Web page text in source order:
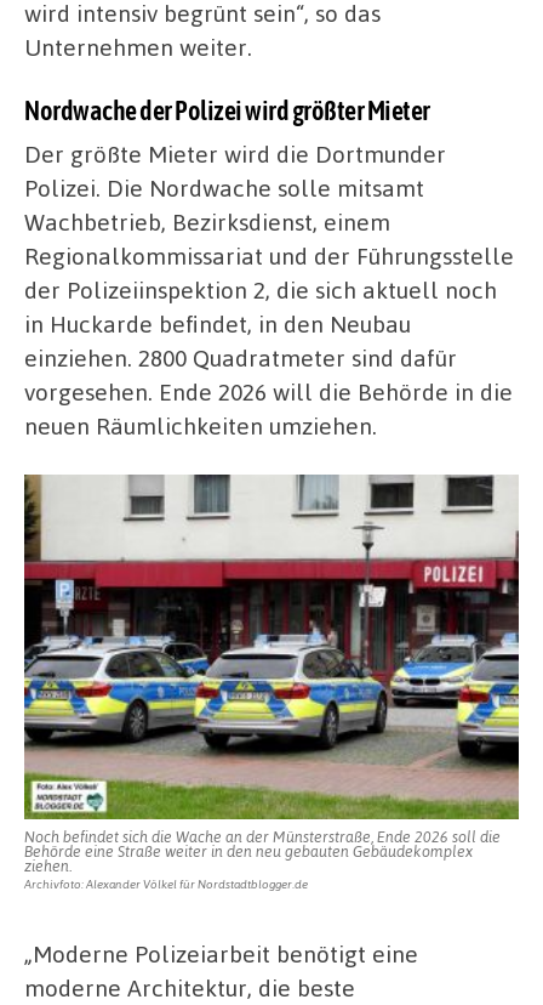
wird intensiv begrünt sein“, so das
Unternehmen weiter.
Nordwache der Polizei wird größter Mieter
Der größte Mieter wird die Dortmunder
Polizei. Die Nordwache solle mitsamt
Wachbetrieb, Bezirksdienst, einem
Regionalkommissariat und der Führungsstelle
der Polizeiinspektion 2, die sich aktuell noch
in Huckarde befindet, in den Neubau
einziehen. 2800 Quadratmeter sind dafür
vorgesehen. Ende 2026 will die Behörde in die
neuen Räumlichkeiten umziehen.
Noch befindet sich die Wache an der Münsterstraße, Ende 2026 soll die
Behörde eine Straße weiter in den neu gebauten Gebäudekomplex
ziehen.
Archivfoto: Alexander Völkel für Nordstadtblogger.de
„Moderne Polizeiarbeit benötigt eine
moderne Architektur, die beste